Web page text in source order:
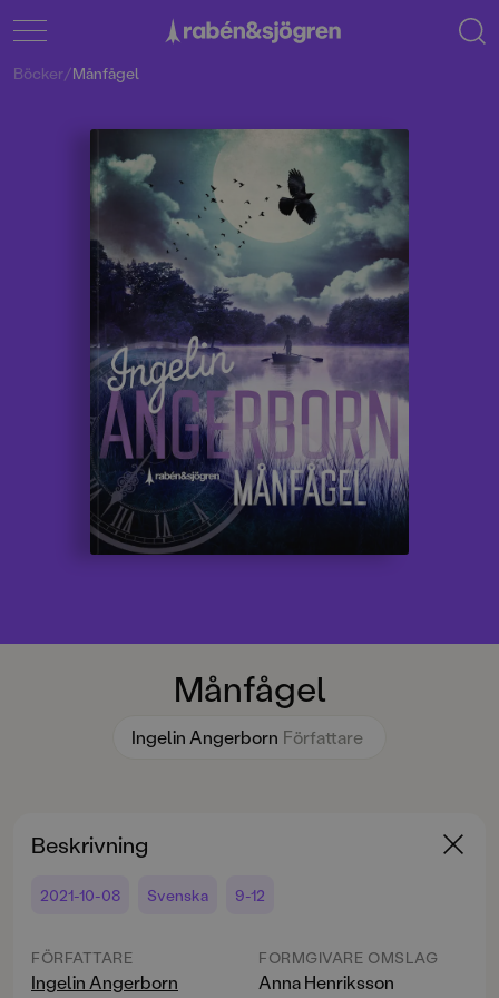
Månfågel
Ingelin Angerborn Författare
Böcker/Månfågel
Beskrivning
2021-10-08 Svenska 9-12
FÖRFATTARE
Ingelin Angerborn
FORMGIVARE OMSLAG
Anna Henriksson